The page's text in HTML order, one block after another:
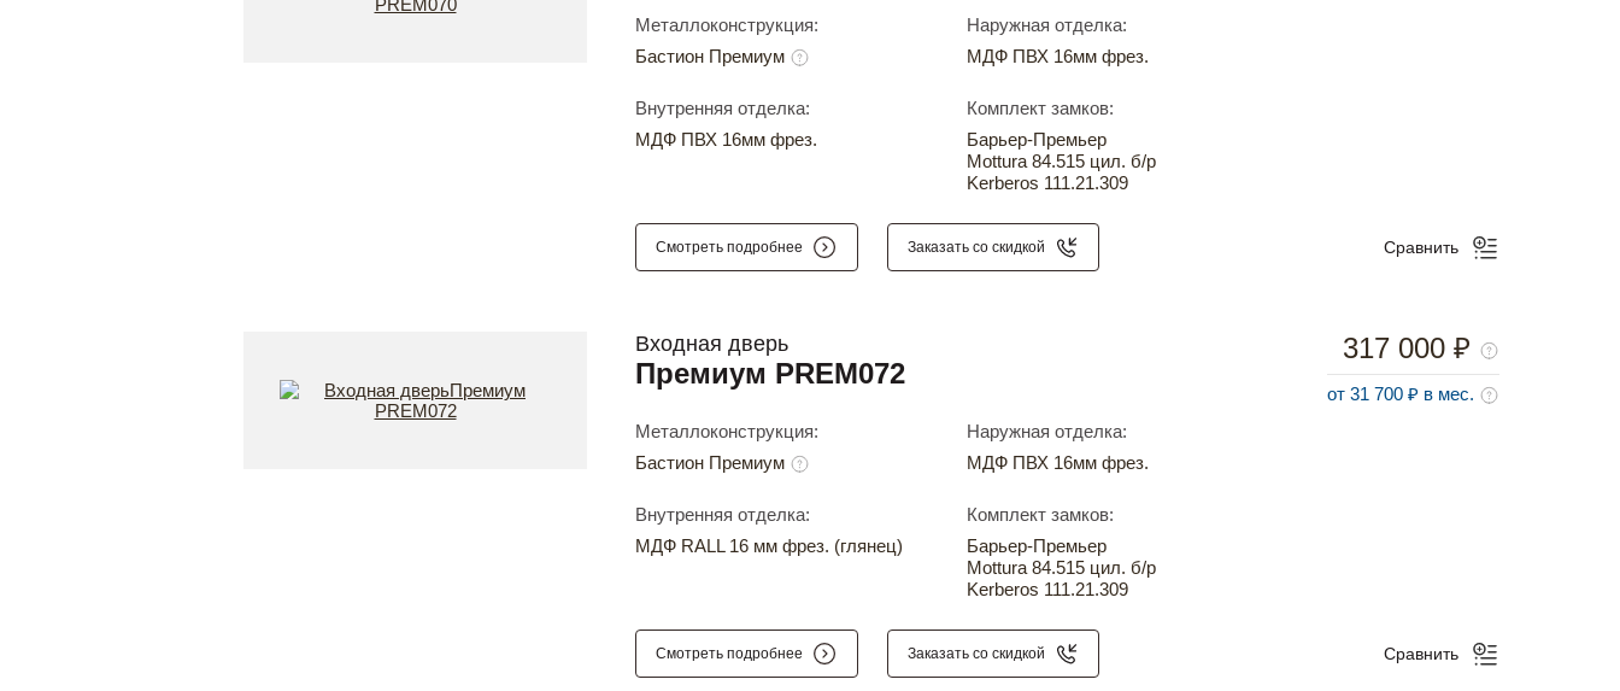
Металлоконструкция:
Бастион Премиум
Наружная отделка:
МДФ ПВХ 16мм фрез.
Внутренняя отделка:
МДФ ПВХ 16мм фрез.
Комплект замков:
Барьер-Премьер
Mottura 84.515 цил. б/р
Kerberos 111.21.309
Смотреть подробнее Заказать со скидкой Сравнить
Входная дверь
Премиум PREM072
Металлоконструкция:
Бастион Премиум
Наружная отделка:
МДФ ПВХ 16мм фрез.
Внутренняя отделка:
МДФ RALL 16 мм фрез. (глянец)
Комплект замков:
Барьер-Премьер
Mottura 84.515 цил. б/р
Kerberos 111.21.309
317 000 ₽
от 31 700 ₽ в мес.
Смотреть подробнее Заказать со скидкой Сравнить